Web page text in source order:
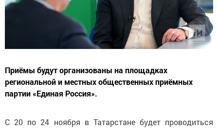
Приёмы будут организованы на площадках
региональной и местных общественных приёмных
партии «Единая Россия».
С 20 по 24 ноября в Татарстане будет проводиться